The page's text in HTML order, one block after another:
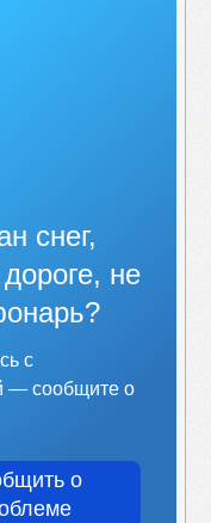
снег,
не
с
— сообщите о
о